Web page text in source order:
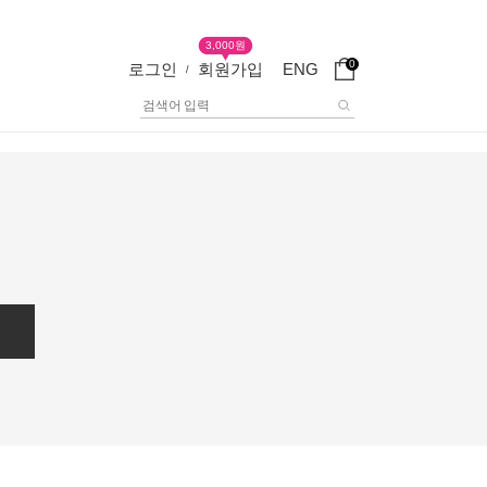
로그인 / 회원가입
3,000원
ENG 0